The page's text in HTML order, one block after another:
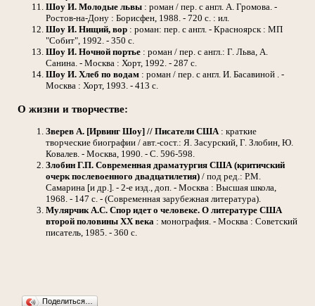
Шоу И. Молодые львы : роман / пер. с англ. А. Громова. -
Ростов-на-Дону : Борисфен, 1988. - 720 с. : ил.
Шоу И. Нищий, вор : роман: пер. с англ. - Красноярск : МП
"Собит", 1992. - 350 с.
Шоу И. Ночной портье : роман / пер. с англ.: Г. Льва, А.
Санина. - Москва : Хорт, 1992. - 287 с.
Шоу И. Хлеб по водам : роман / пер. с англ. И. Басавиной . -
Москва : Хорт, 1993. - 413 с.
О жизни и творчестве:
Зверев А. [Ирвинг Шоу] // Писатели США : краткие
творческие биографии / авт.-сост.: Я. Засурский, Г. Злобин, Ю.
Ковалев. - Москва, 1990. - С. 596-598.
Злобин Г.П. Современная драматургия США (критичский
очерк послевоенного двадцатилетия) / под ред.: Р.М.
Самарина [и др.]. - 2-е изд., доп. - Москва : Высшая школа,
1968. - 147 с. - (Современная зарубежная литература).
Мулярчик А.С. Спор идет о человеке. О литературе США
второй половины ХХ века : монография. - Москва : Советский
писатель, 1985. - 360 с.
Поделиться…